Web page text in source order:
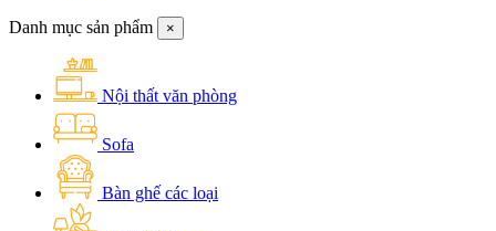
Danh mục sản phẩm ×
Nội thất văn phòng
Sofa
Bàn ghế các loại